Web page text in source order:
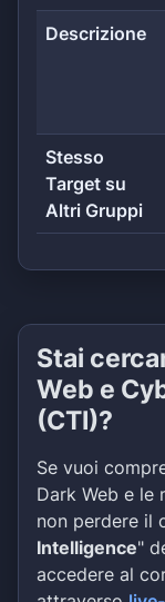
Descrizione
Stesso
Target su
Altri Gruppi
Stai
Web e
(CTI)?
Se vuoi
Dark Web e le
non perdere il
Intelligence"
accedere al